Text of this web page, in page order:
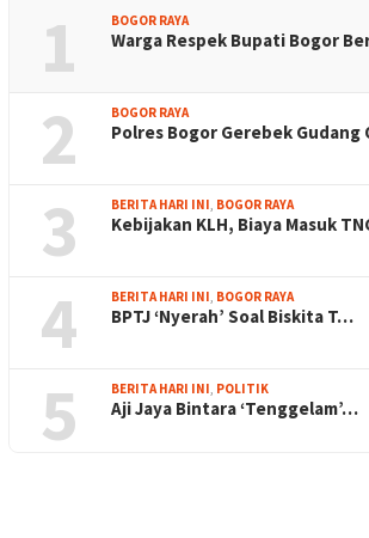
1 BOGOR RAYA
Warga Respek Bupati Bogor
2 BOGOR RAYA
Polres Bogor Gerebek Gudang
3 BERITA HARI INI, BOGOR RAYA
Kebijakan KLH, Biaya Masuk
4 BERITA HARI INI, BOGOR RAYA
BPTJ ‘Nyerah’ Soal Biskita T…
5 BERITA HARI INI, POLITIK
Aji Jaya Bintara ‘Tenggelam’…